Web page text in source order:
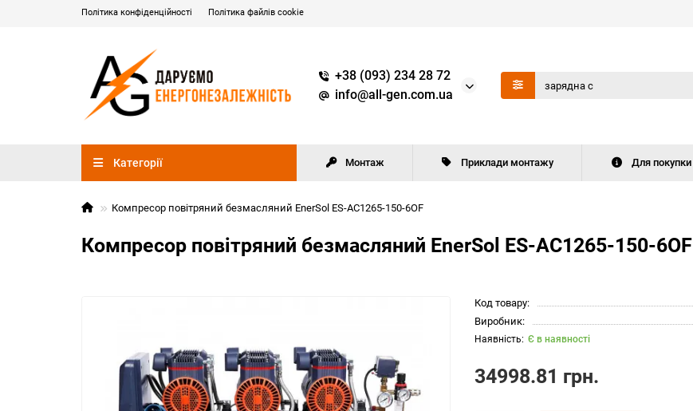
Політика конфіденційності Політика файлів cookie
+38 (093) 234 28 72
info@all-gen.com.ua
Категорії Монтаж Приклади монтажу Для покупки
Компресор повітряний безмасляний EnerSol ES-AC1265-150-6OF
Компресор повітряний безмасляний EnerSol ES-AC1265-150-6OF
Код товару:
Виробник:
Є в наявності
34998.81 грн.